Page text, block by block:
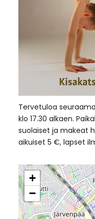
Tervetuloa
klo 17.30 alkaen.
suolaiset ja makeat
aikuiset 5 €, lapset
+
−